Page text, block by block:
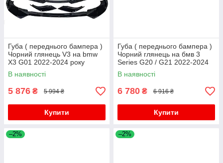
Губа ( переднього бампера )
Чорний глянець V3 на bmw
X3 G01 2022-2024 року
В наявності
5 876 ₴ 5 994 ₴
Купити
Губа ( переднього бампера )
Чорний глянець на бмв 3
Series G20 / G21 2022-2024
року
В наявності
6 780 ₴ 6 916 ₴
Купити
–2% –2%